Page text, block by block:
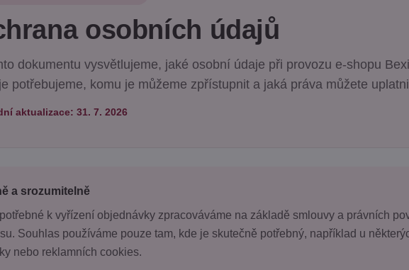
osobních údajů
dokumentu vysvětlujeme, jaké osobní údaje při provozu e-shopu
potřebujeme, komu je můžeme zpřístupnit a jaká práva můžete
aktualizace: 31. 7. 2026
a srozumitelně
k vyřízení objednávky zpracováváme na základě smlouvy a právních
Souhlas používáme pouze tam, kde je skutečně potřebný, například u
nebo reklamních cookies.